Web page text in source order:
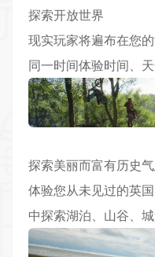
探索开放世界
现实玩家将遍布在您
同一时间体验时间、天
探索美丽而富有历史
体验您从未见过的英
中探索湖泊、山谷、